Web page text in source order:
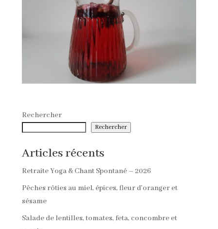
Rechercher
Rechercher
Articles récents
Retraite Yoga & Chant Spontané – 2026
Pêches rôties au miel, épices, fleur d’oranger et
sésame
Salade de lentilles, tomates, feta, concombre et